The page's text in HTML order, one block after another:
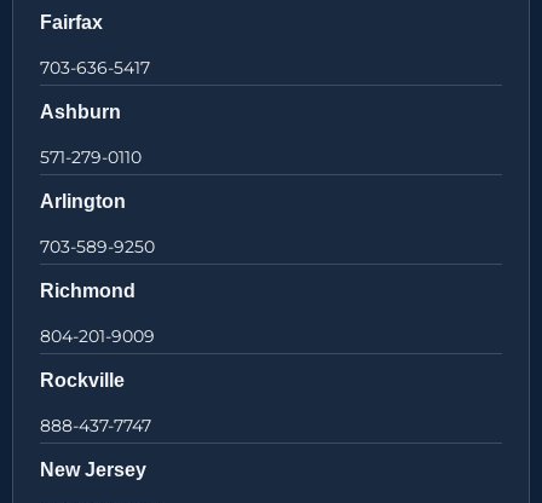
Fairfax
703-636-5417
Ashburn
571-279-0110
Arlington
703-589-9250
Richmond
804-201-9009
Rockville
888-437-7747
New Jersey